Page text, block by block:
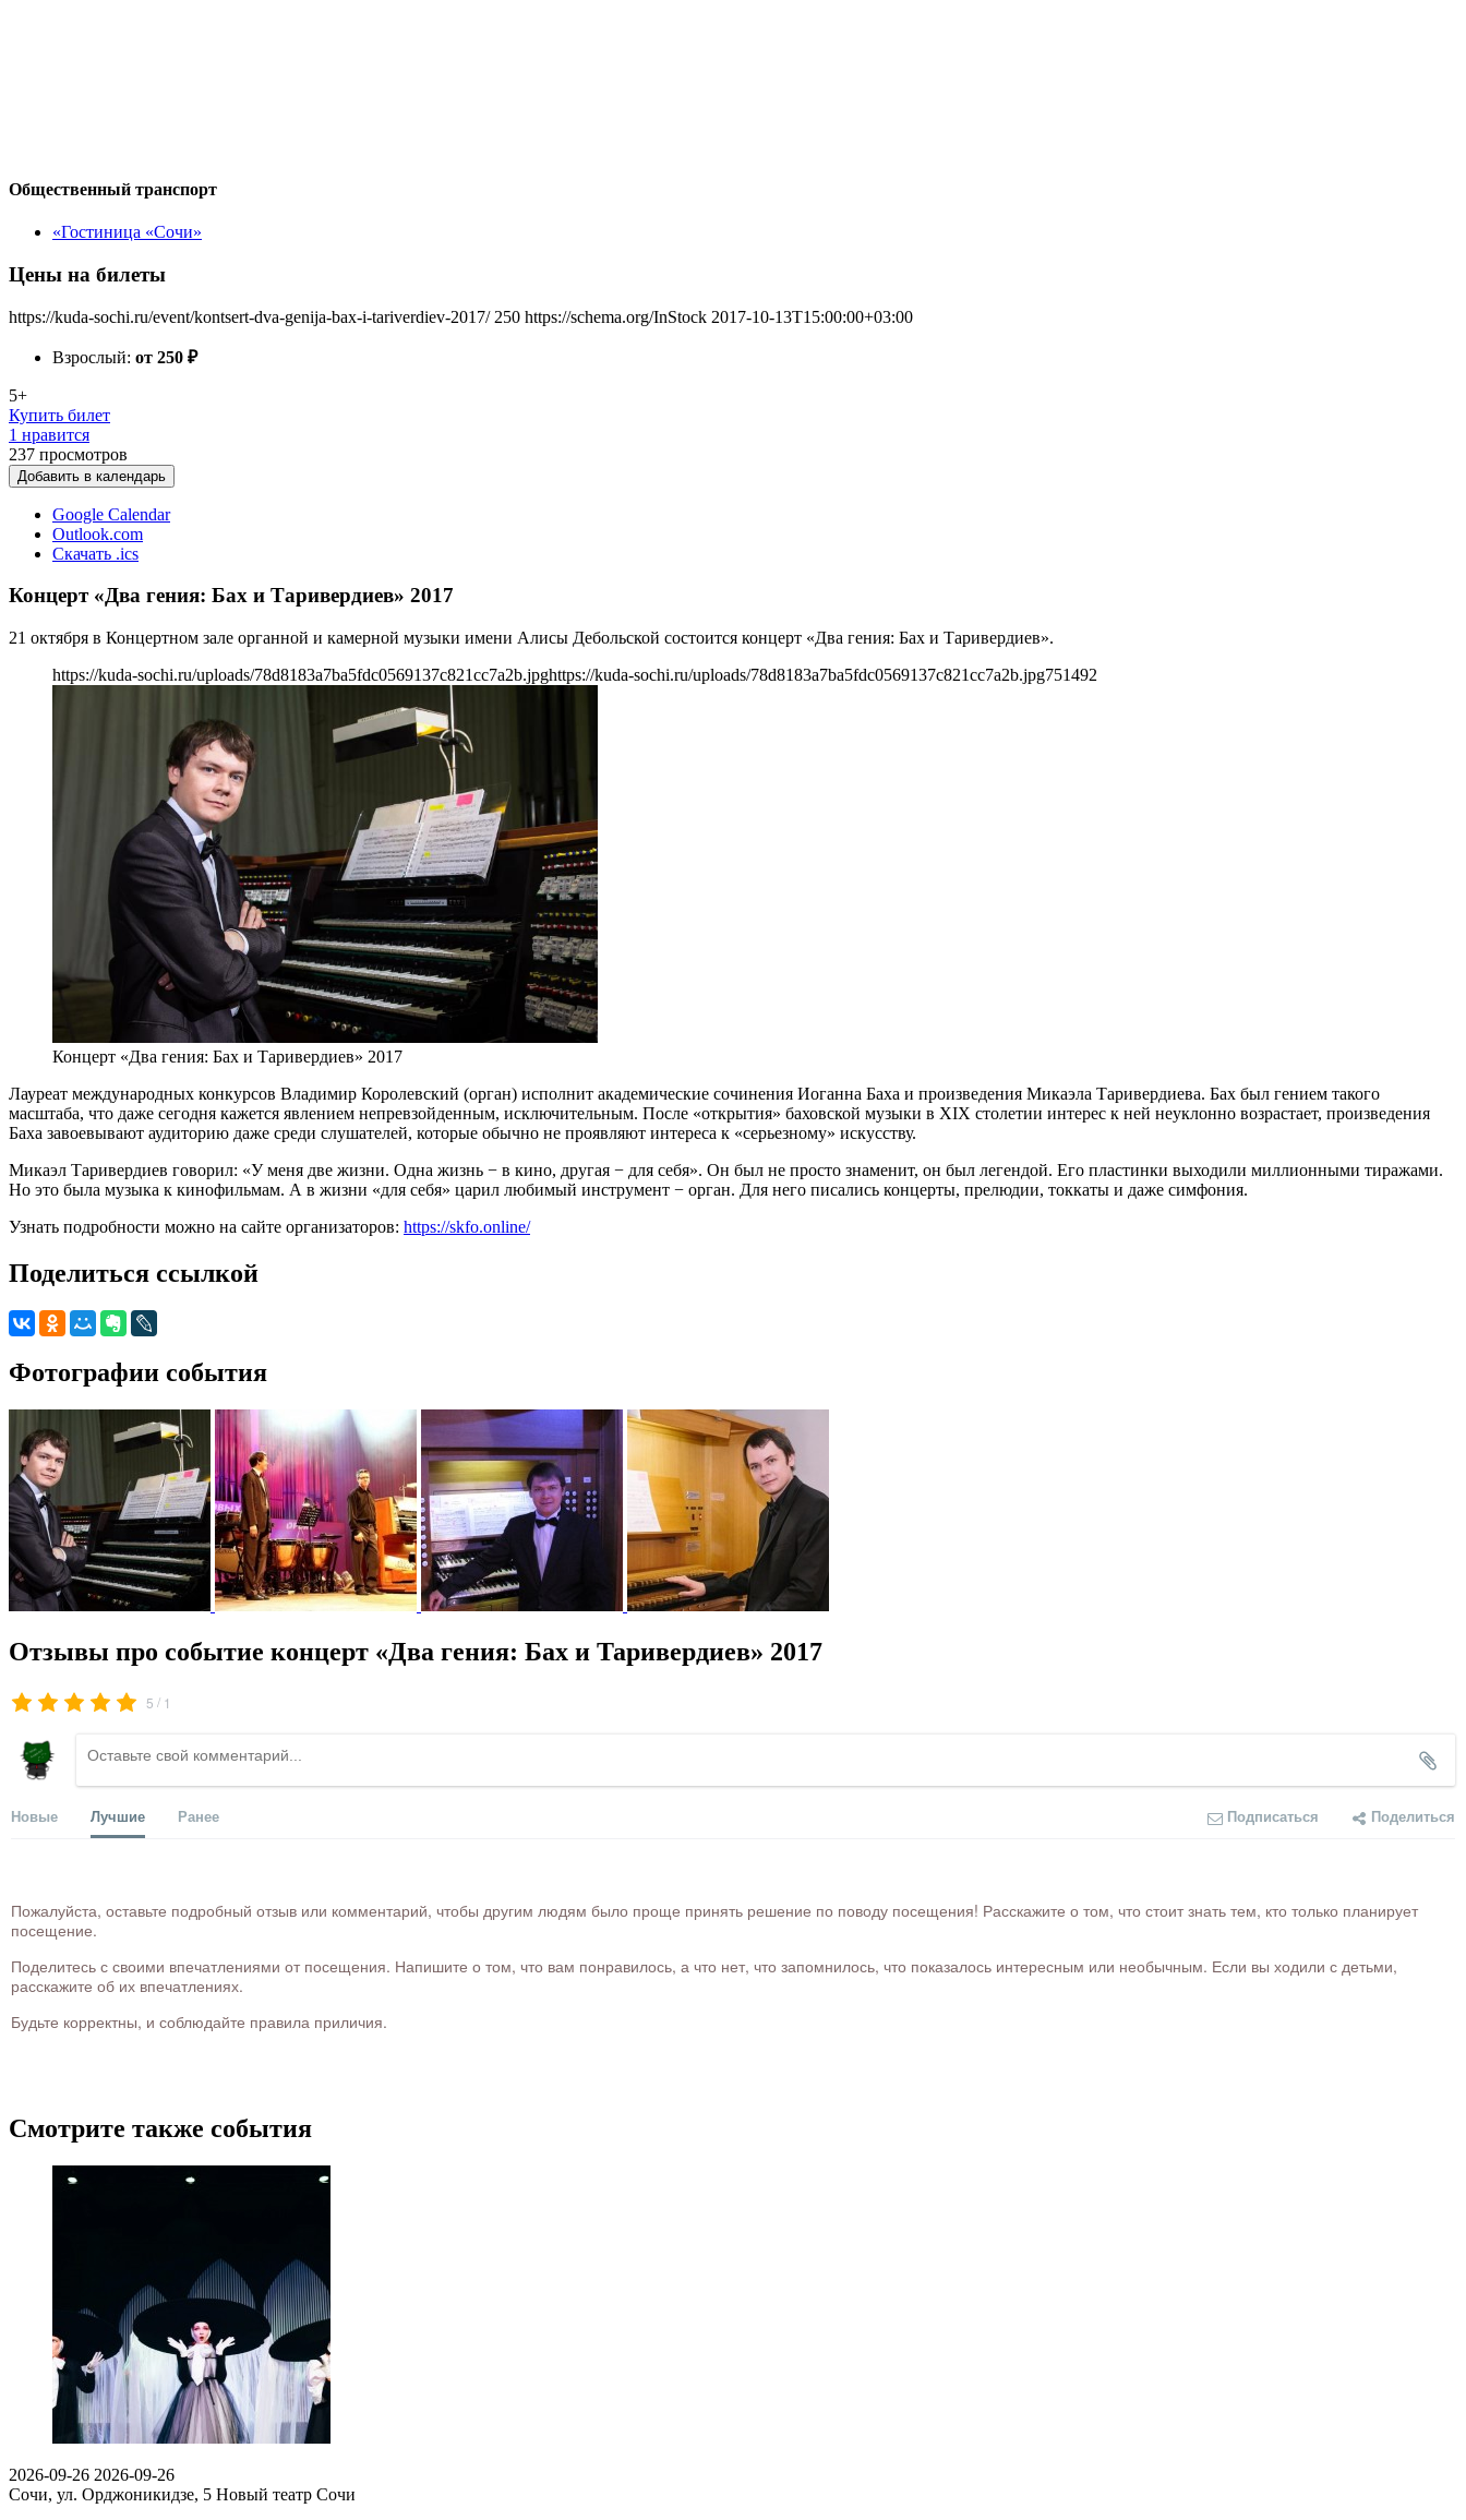
Общественный транспорт
«Гостиница «Сочи»
Цены на билеты
https://kuda-sochi.ru/event/kontsert-dva-genija-bax-i-tariverdiev-2017/ 250 https://schema.org/InStock 2017-10-13T15:00:00+03:00
Взрослый: от 250 ₽
5+
Купить билет
1 нравится
237 просмотров
Добавить в календарь
Google Calendar
Outlook.com
Скачать .ics
Концерт «Два гения: Бах и Таривердиев» 2017
21 октября в Концертном зале органной и камерной музыки имени Алисы Дебольской состоится концерт «Два гения: Бах и Таривердиев».
https://kuda-sochi.ru/uploads/78d8183a7ba5fdc0569137c821cc7a2b.jpghttps://kuda-sochi.ru/uploads/78d8183a7ba5fdc0569137c821cc7a2b.jpg751492
Концерт «Два гения: Бах и Таривердиев» 2017
Лауреат международных конкурсов Владимир Королевский (орган) исполнит академические сочинения Иоганна Баха и произведения Микаэла Таривердиева. Бах был гением такого
масштаба, что даже сегодня кажется явлением непревзойденным, исключительным. После «открытия» баховской музыки в XIX столетии интерес к ней неуклонно возрастает, произведения
Баха завоевывают аудиторию даже среди слушателей, которые обычно не проявляют интереса к «серьезному» искусству.
Микаэл Таривердиев говорил: «У меня две жизни. Одна жизнь − в кино, другая − для себя». Он был не просто знаменит, он был легендой. Его пластинки выходили миллионными тиражами.
Но это была музыка к кинофильмам. А в жизни «для себя» царил любимый инструмент − орган. Для него писались концерты, прелюдии, токкаты и даже симфония.
Узнать подробности можно на сайте организаторов: https://skfo.online/
Поделиться ссылкой
Фотографии события
Отзывы про событие концерт «Два гения: Бах и Таривердиев» 2017
5 / 1
Новые Лучшие Ранее Подписаться Поделиться
Пожалуйста, оставьте подробный отзыв или комментарий, чтобы другим людям было проще принять решение по поводу посещения! Расскажите о том, что стоит знать тем, кто только планирует
посещение.
Поделитесь с своими впечатлениями от посещения. Напишите о том, что вам понравилось, а что нет, что запомнилось, что показалось интересным или необычным. Если вы ходили с детьми,
расскажите об их впечатлениях.
Будьте корректны, и соблюдайте правила приличия.
Смотрите также события
2026-09-26 2026-09-26
Сочи, ул. Орджоникидзе, 5 Новый театр Сочи